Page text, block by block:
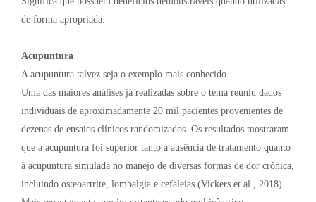
de forma apropriada.
Acupuntura
A acupuntura talvez seja o exemplo mais conhecido.
Uma das maiores análises já realizadas sobre o tema reuniu dados
individuais de aproximadamente 20 mil pacientes provenientes de
dezenas de ensaios clínicos randomizados. Os resultados mostraram
que a acupuntura foi superior tanto à ausência de tratamento quanto
à acupuntura simulada no manejo de diversas formas de dor crônica,
incluindo osteoartrite, lombalgia e cefaleias (Vickers et al., 2018).